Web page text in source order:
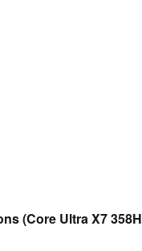
(Core Ultra X7 358H